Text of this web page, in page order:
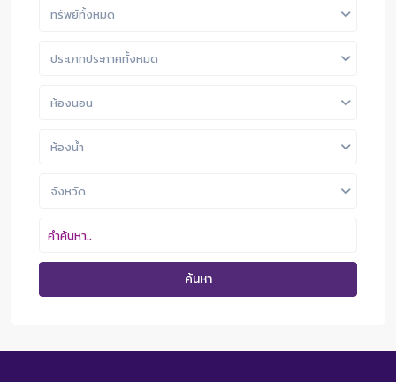
ทรัพย์ทั้งหมด
ประเภทประกาศทั้งหมด
ห้องนอน
ห้องน้ำ
จังหวัด
ค้นหา